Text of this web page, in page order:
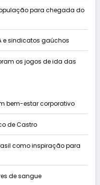
para chegada do
e sindicatos gaúchos
os jogos de ida das
bem-estar corporativo
de Castro
como inspiração para
de sangue